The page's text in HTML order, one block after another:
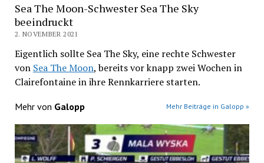
Sea The Moon-Schwester Sea The Sky
beeindruckt
2. NOVEMBER 2021
Eigentlich sollte Sea The Sky, eine rechte Schwester
von Sea The Moon, bereits vor knapp zwei Wochen in
Clairefontaine in ihre Rennkarriere starten.
Mehr von Galopp Mehr Beiträge in Galopp »